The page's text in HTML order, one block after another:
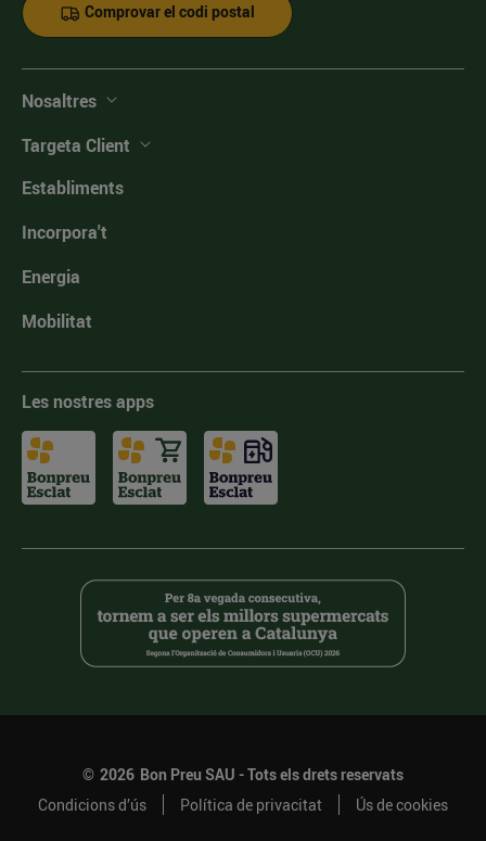
Comprovar el codi postal
Nosaltres
Targeta Client
Establiments
Incorpora't
Energia
Mobilitat
Les nostres apps
© 2026 Bon Preu SAU - Tots els drets reservats
Condicions d’ús
Política de privacitat Ús de cookies